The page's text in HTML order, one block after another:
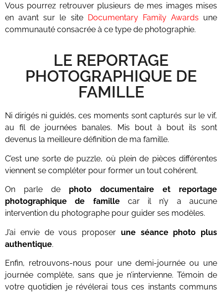
Vous pourrez retrouver plusieurs de mes images mises
en avant sur le site Documentary Family Awards une
communauté consacrée à ce type de photographie.
LE REPORTAGE
PHOTOGRAPHIQUE DE
FAMILLE
Ni dirigés ni guidés, ces moments sont capturés sur le vif,
au fil de journées banales. Mis bout à bout ils sont
devenus la meilleure définition de ma famille.
C’est une sorte de puzzle, où plein de pièces différentes
viennent se compléter pour former un tout cohérent.
On parle de photo documentaire et reportage
photographique de famille car
il n’y a aucune
intervention du photographe pour guider ses modèles.
J’ai envie de vous proposer une séance photo plus
authentique.
Enfin, retrouvons-nous pour une demi-journée ou une
journée complète, sans que je n’intervienne.Témoin de
votre quotidien je révélerai tous ces instants communs